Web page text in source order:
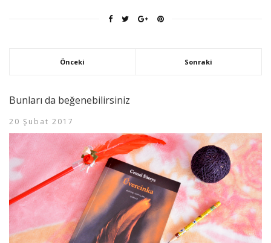
Önceki Sonraki
Bunları da beğenebilirsiniz
20 Şubat 2017